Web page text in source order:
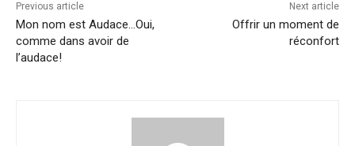
Previous article
Mon nom est Audace…Oui,
comme dans avoir de
l’audace!
Next article
Offrir un moment de
réconfort